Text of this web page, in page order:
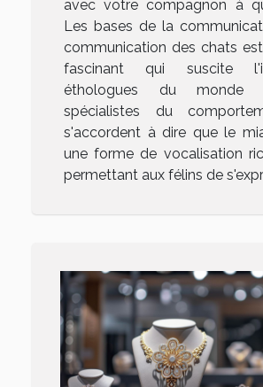
avec votre compagnon à
Les bases de la
communication des chats
fascinant qui suscite
éthologues du monde
spécialistes du
s'accordent à dire que le
une forme de vocalisation
permettant aux félins de